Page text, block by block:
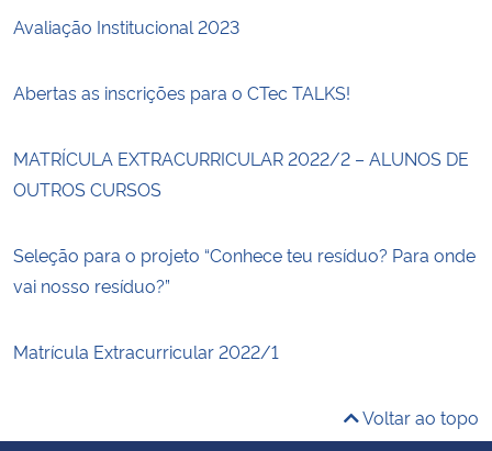
Avaliação Institucional 2023
Abertas as inscrições para o CTec TALKS!
MATRÍCULA EXTRACURRICULAR 2022/2 – ALUNOS DE
OUTROS CURSOS
Seleção para o projeto “Conhece teu resíduo? Para onde
vai nosso resíduo?”
Matrícula Extracurricular 2022/1
Voltar ao topo